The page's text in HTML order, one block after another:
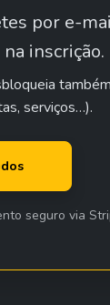
por e-
inscrição.
serviços…).
seguro via